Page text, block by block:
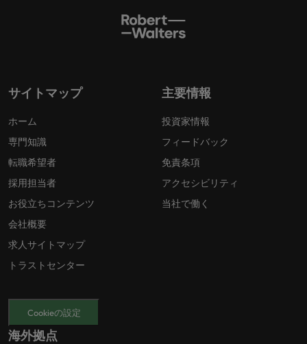
サイトマップ
ホーム
専門知識
転職希望者
採用担当者
お役立ちコンテンツ
会社概要
求人サイトマップ
トラストセンター
主要情報
投資家情報
フィードバック
免責条項
アクセシビリティ
当社で働く
Cookieの設定
海外拠点